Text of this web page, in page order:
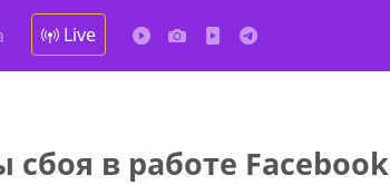
Live
в работе Facebook